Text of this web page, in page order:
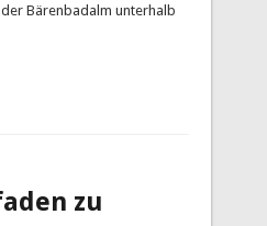
Bärenbadalm unterhalb
zu